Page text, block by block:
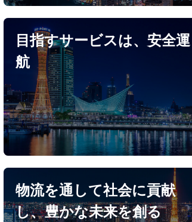
目指すサービスは、安全運
航
物流を通して社会に貢献
し、豊かな未来を創る